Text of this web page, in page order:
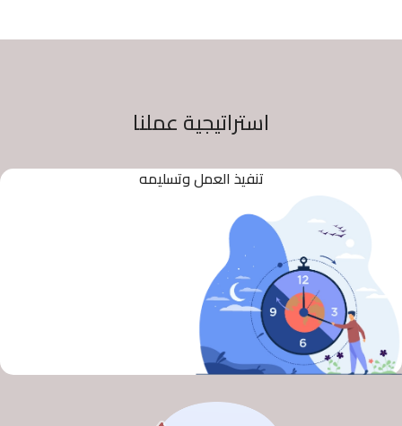
استراتيجية عملنا
تنفيذ العمل وتسليمه